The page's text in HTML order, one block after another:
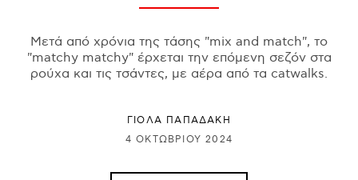
Μετά από χρόνια της τάσης "mix and match", το
"matchy matchy" έρχεται την επόμενη σεζόν στα
ρούχα και τις τσάντες, με αέρα από τα catwalks.
ΓΙΌΛΑ ΠΑΠΑΔΆΚΗ
4 ΟΚΤΩΒΡΊΟΥ 2024